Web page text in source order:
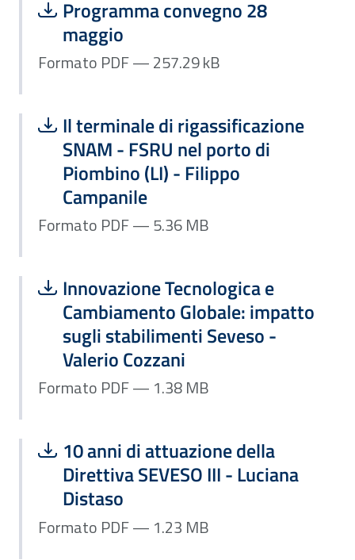
Scarica file:
Programma convegno 28
maggio
Formato PDF — Dimensione 257.29 kB
Formato PDF — 257.29 kB
Scarica file:
Il terminale di rigassificazione
SNAM - FSRU nel porto di
Piombino (LI) - Filippo
Campanile
Formato PDF — Dimensione 5.36 MB
Formato PDF — 5.36 MB
Scarica file:
Innovazione Tecnologica e
Cambiamento Globale: impatto
sugli stabilimenti Seveso -
Valerio Cozzani
Formato PDF — Dimensione 1.38 MB
Formato PDF — 1.38 MB
Scarica file:
10 anni di attuazione della
Direttiva SEVESO III - Luciana
Distaso
Formato PDF — Dimensione 1.23 MB
Formato PDF — 1.23 MB